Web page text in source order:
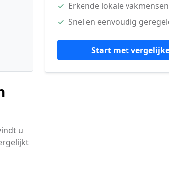
u
✓ Erkende lokale vakmensen
✓ Snel en eenvoudig
Start met